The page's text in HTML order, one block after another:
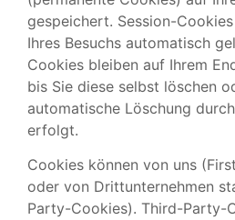
gespeichert. Session-
Ihres Besuchs automatisch
Cookies bleiben auf Ihrem
bis Sie diese selbst löschen
automatische Löschung
erfolgt.
Cookies können von uns
oder von Drittunternehmen
Party-Cookies). Third-Party-